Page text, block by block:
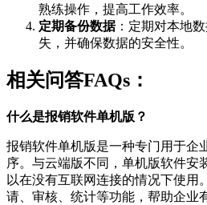
熟练操作，提高工作效率。
定期备份数据：定期对本地
失，并确保数据的安全性。
相关问答FAQs：
什么是报销软件单机版？
报销软件单机版是一种专门用于企
序。与云端版不同，单机版软件安
以在没有互联网连接的情况下使用
请、审核、统计等功能，帮助企业